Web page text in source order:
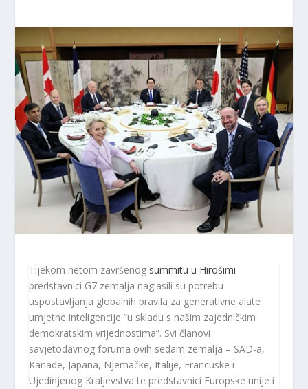
Tijekom netom završenog summitu u Hirošimi
predstavnici G7 zemalja naglasili su potrebu
uspostavljanja globalnih pravila za generativne alate
umjetne inteligencije “u skladu s našim zajedničkim
demokratskim vrijednostima”. Svi članovi
savjetodavnog foruma ovih sedam zemalja – SAD-a,
Kanade, Japana, Njemačke, Italije, Francuske i
Ujedinjenog Kraljevstva te predstavnici Europske unije i